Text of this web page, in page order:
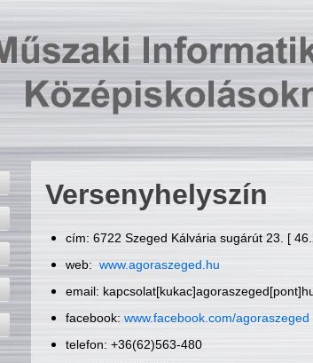
Versenyhelyszín
cím: 6722 Szeged Kálvária sugárút 23. [
web: www.agoraszeged.hu
email:
facebook: www.facebook.com/agoraszeged
telefon: +36(62)563-480